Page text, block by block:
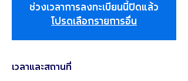
ช่วงเวลาการลงทะเบียนนี้ปิดแล้ว
โปรดเลือกรายการอื่น
เวลาและสถานที่